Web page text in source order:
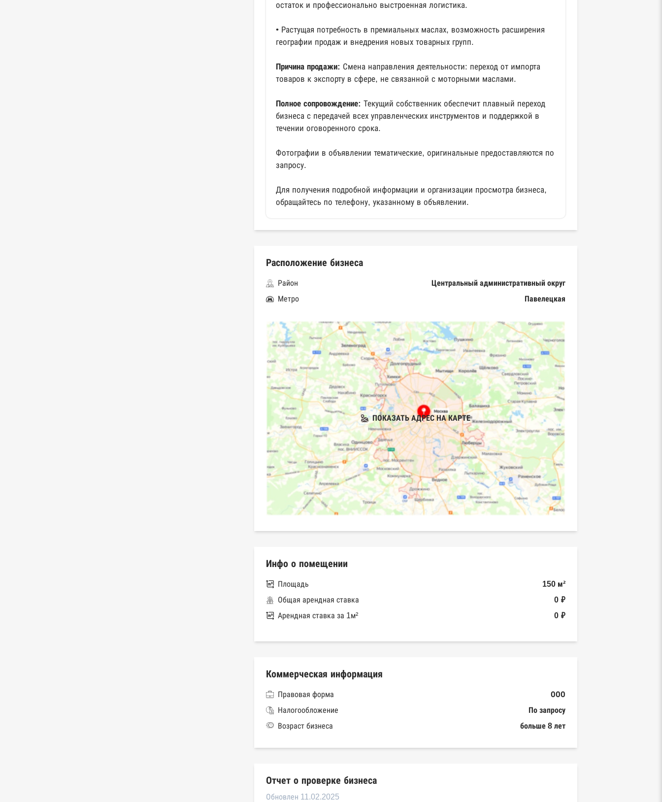
остаток и профессионально выстроенная логистика.
• Растущая потребность в премиальных маслах, возможность расширения
географии продаж и внедрения новых товарных групп.
Причина продажи: Смена направления деятельности: переход от импорта
товаров к экспорту в сфере, не связанной с моторными маслами.
Полное сопровождение: Текущий собственник обеспечит плавный переход
бизнеса с передачей всех управленческих инструментов и поддержкой в
течении оговоренного срока.
Фотографии в объявлении тематические, оригинальные предоставляются по
запросу.
Для получения подробной информации и организации просмотра бизнеса,
обращайтесь по телефону, указанному в объявлении.
Расположение бизнеса
Район
Центральный административный округ
Метро
Павелецкая
ПОКАЗАТЬ АДРЕС НА КАРТЕ
Инфо о помещении
Площадь
150 м²
Общая арендная ставка
0 ₽
Арендная ставка за 1м²
0 ₽
Коммерческая информация
Правовая форма
ООО
Налогообложение
По запросу
Возраст бизнеса
больше 8 лет
Отчет о проверке бизнеса
Обновлен 11.02.2025